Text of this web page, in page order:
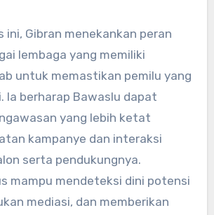
ini, Gibran menekankan peran
lembaga yang memiliki
untuk memastikan pemilu yang
Ia berharap Bawaslu dapat
yang lebih ketat
kampanye dan interaksi
serta pendukungnya.
mampu mendeteksi dini potensi
mediasi, dan memberikan